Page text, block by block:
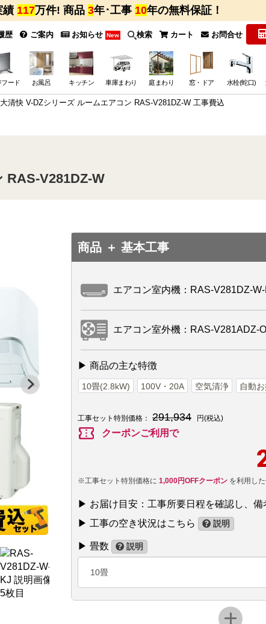
績 117万件! 商品 3年･工事 10年の無料保証！
歴 ご案内 お知らせ New 検索 カート お問合せ
フード お風呂 キッチン 車庫まわり 庭まわり 窓・ドア 水栓(蛇口)
清快 V-DZシリーズ ルームエアコン RAS-V281DZ-W 工事費込
RAS-V281DZ-W
商品 ＋ 基本工事
エアコン室内機：RAS-V281DZ-W-
エアコン室外機：RAS-V281ADZ-
▶ 商品の主な特徴
10畳(2.8kW) 100V・20A 空気清浄 自動
工事セット特別価格： 291,934 円(税込)
confirmation_number クーポンご利用で
※工事セット特別価格に 1,000円OFFクーポン を利用した
▶ お届け目安：工事所要日程を確認し、備
▶ 工事の空き状況はこちら
説明
▶ 畳数 説明
10畳